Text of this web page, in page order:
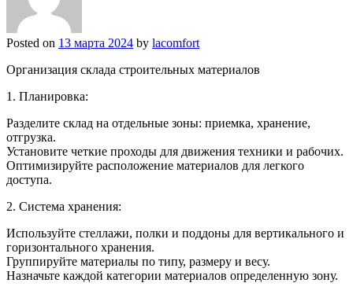
Posted on 13 марта 2024 by lacomfort
Организация склада строительных материалов
1. Планировка:
Разделите склад на отдельные зоны: приемка, хранение,
отгрузка.
Установите четкие проходы для движения техники и рабочих.
Оптимизируйте расположение материалов для легкого
доступа.
2. Система хранения:
Используйте стеллажи, полки и поддоны для вертикального и
горизонтального хранения.
Группируйте материалы по типу, размеру и весу.
Назначьте каждой категории материалов определенную зону.